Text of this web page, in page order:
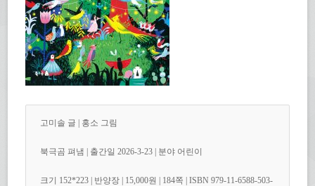
고미솔 글 | 홍소 그림
북극곰 펴냄 | 출간일 2026-3-23 | 분야 어린이
크기 152*223 | 반양장 | 15,000원 | 184쪽 | ISBN 979-11-6588-503-